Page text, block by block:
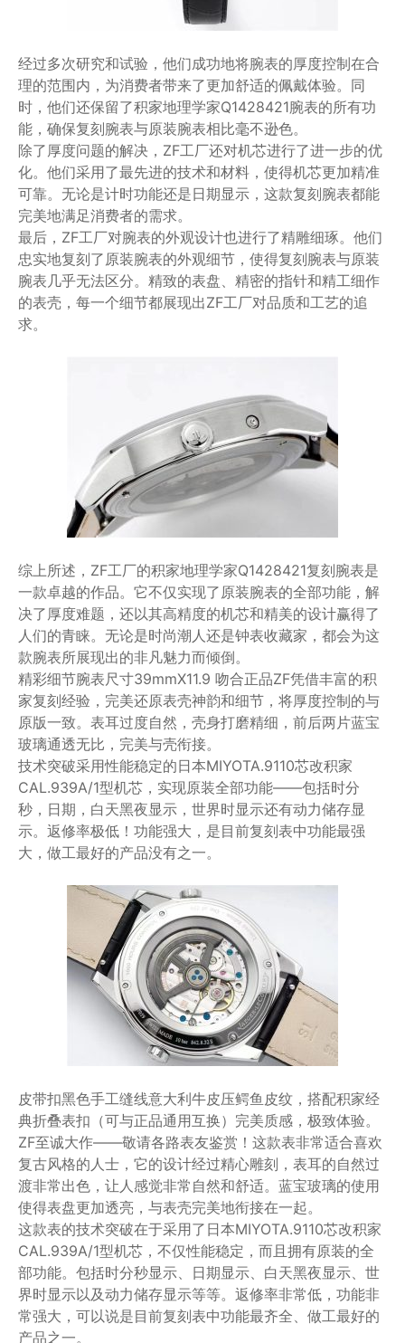
经过多次研究和试验，他们成功地将腕表的厚度控制在合
理的范围内，为消费者带来了更加舒适的佩戴体验。同
时，他们还保留了积家地理学家Q1428421腕表的所有功
能，确保复刻腕表与原装腕表相比毫不逊色。
除了厚度问题的解决，ZF工厂还对机芯进行了进一步的优
化。他们采用了最先进的技术和材料，使得机芯更加精准
可靠。无论是计时功能还是日期显示，这款复刻腕表都能
完美地满足消费者的需求。
最后，ZF工厂对腕表的外观设计也进行了精雕细琢。他们
忠实地复刻了原装腕表的外观细节，使得复刻腕表与原装
腕表几乎无法区分。精致的表盘、精密的指针和精工细作
的表壳，每一个细节都展现出ZF工厂对品质和工艺的追
求。
综上所述，ZF工厂的积家地理学家Q1428421复刻腕表是
一款卓越的作品。它不仅实现了原装腕表的全部功能，解
决了厚度难题，还以其高精度的机芯和精美的设计赢得了
人们的青睐。无论是时尚潮人还是钟表收藏家，都会为这
款腕表所展现出的非凡魅力而倾倒。
精彩细节腕表尺寸39mmX11.9 吻合正品ZF凭借丰富的积
家复刻经验，完美还原表壳神韵和细节，将厚度控制的与
原版一致。表耳过度自然，壳身打磨精细，前后两片蓝宝
玻璃通透无比，完美与壳衔接。
技术突破采用性能稳定的日本MIYOTA.9110芯改积家
CAL.939A/1型机芯，实现原装全部功能——包括时分
秒，日期，白天黑夜显示，世界时显示还有动力储存显
示。返修率极低！功能强大，是目前复刻表中功能最强
大，做工最好的产品没有之一。
皮带扣黑色手工缝线意大利牛皮压鳄鱼皮纹，搭配积家经
典折叠表扣（可与正品通用互换）完美质感，极致体验。
ZF至诚大作——敬请各路表友鉴赏！这款表非常适合喜欢
复古风格的人士，它的设计经过精心雕刻，表耳的自然过
渡非常出色，让人感觉非常自然和舒适。蓝宝玻璃的使用
使得表盘更加透亮，与表壳完美地衔接在一起。
这款表的技术突破在于采用了日本MIYOTA.9110芯改积家
CAL.939A/1型机芯，不仅性能稳定，而且拥有原装的全
部功能。包括时分秒显示、日期显示、白天黑夜显示、世
界时显示以及动力储存显示等等。返修率非常低，功能非
常强大，可以说是目前复刻表中功能最齐全、做工最好的
产品之一。